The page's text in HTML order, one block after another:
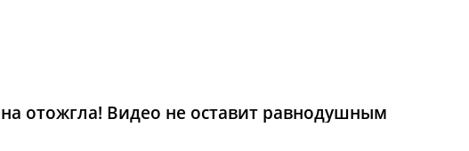
отожгла! Видео не оставит равнодушным